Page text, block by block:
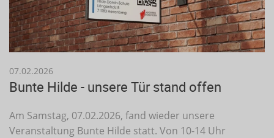
07.02.2026
Bunte Hilde - unsere Tür stand offen
Am Samstag, 07.02.2026, fand wieder unsere
Veranstaltung Bunte Hilde statt. Von 10-14 Uhr